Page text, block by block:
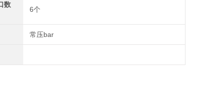
数
6个
常压bar